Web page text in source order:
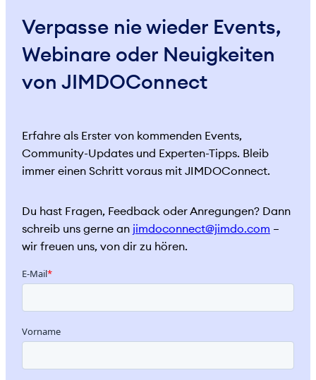
Verpasse nie wieder Events,
Webinare oder Neuigkeiten
von JIMDOConnect
Erfahre als Erster von kommenden Events,
Community-Updates und Experten-Tipps. Bleib
immer einen Schritt voraus mit JIMDOConnect.
Du hast Fragen, Feedback oder Anregungen? Dann
schreib uns gerne an jimdoconnect@jimdo.com –
wir freuen uns, von dir zu hören.